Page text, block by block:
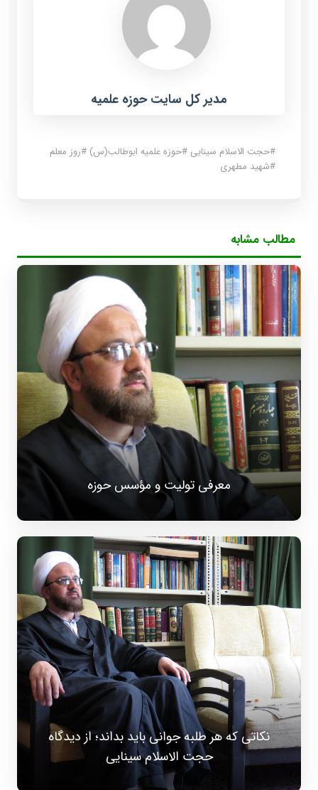
مدیر کل سایت حوزه علمیه
#حجت الاسلام سینایی #حوزه علمیه ابوطالب(س) #روز معلم
#شهید مطهری
مطالب مشابه
معرفی تولیت و مؤسس حوزه
نکاتی که هر طلبه جوانی باید بداند؛ از دیدگاه
حجت الاسلام سینایی